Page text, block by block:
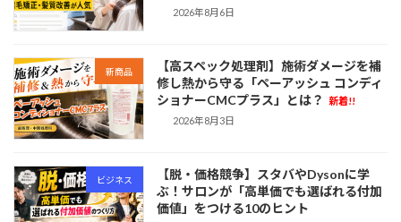
2026年8月6日
新商品
【高スペック処理剤】施術ダメージを補
修し熱から守る「ペーアッシュ コンディ
ショナーCMCプラス」とは？
新着!!
2026年8月3日
ビジネス
【脱・価格競争】スタバやDysonに学
ぶ！サロンが「高単価でも選ばれる付加
価値」をつける10のヒント